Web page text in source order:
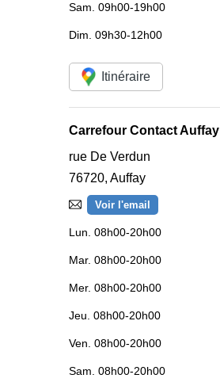
Sam. 09h00-19h00
Dim. 09h30-12h00
Itinéraire
Carrefour Contact Auffay
rue De Verdun
76720, Auffay
Voir l'email
Lun. 08h00-20h00
Mar. 08h00-20h00
Mer. 08h00-20h00
Jeu. 08h00-20h00
Ven. 08h00-20h00
Sam. 08h00-20h00